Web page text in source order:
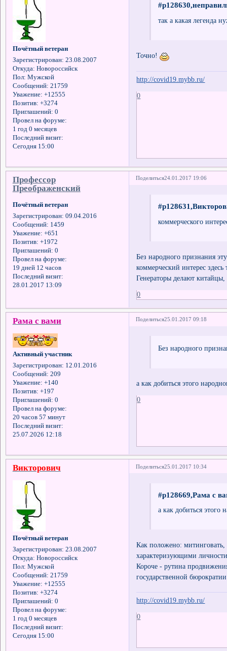
Почётный ветеран
Зарегистрирован: 23.08.2007
Откуда: Новороссийск
Пол: Мужской
Сообщений: 21759
Уважение: +12555
Позитив: +3274
Приглашений: 0
Провел на форуме:
1 год 0 месяцев
Последний визит:
Сегодня 15:00
так а какая легенда
Точно!
http://covid19.mybb.ru/
0
Поделиться24.01.2017 19:06
Профессор
Преображенский
Почётный ветеран
Зарегистрирован: 09.04.2016
Сообщений: 1459
Уважение: +651
Позитив: +1972
Приглашений: 0
Провел на форуме:
19 дней 12 часов
Последний визит:
28.01.2017 13:09
коммерческого
Без народного признания
коммерческий интерес здесь
Генераторы делают
0
Поделиться25.01.2017 09:18
Рама с вами
Активный участник
Зарегистрирован: 12.01.2016
Сообщений: 209
Уважение: +140
Позитив: +197
Приглашений: 0
Провел на форуме:
20 часов 57 минут
Последний визит:
25.07.2026 12:18
Без народного
а как добиться этого
0
Поделиться25.01.2017 10:34
Викторович
Почётный ветеран
Зарегистрирован: 23.08.2007
Откуда: Новороссийск
Пол: Мужской
Сообщений: 21759
Уважение: +12555
Позитив: +3274
Приглашений: 0
Провел на форуме:
1 год 0 месяцев
Последний визит:
Сегодня 15:00
#p128669,Рама с
а как добиться этого
Как положено: митинговать,
характеризующими
Короче - рутина
государственной
http://covid19.mybb.ru/
0